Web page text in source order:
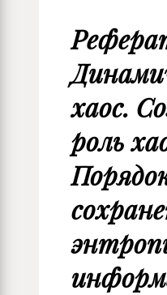
хаос.
роль